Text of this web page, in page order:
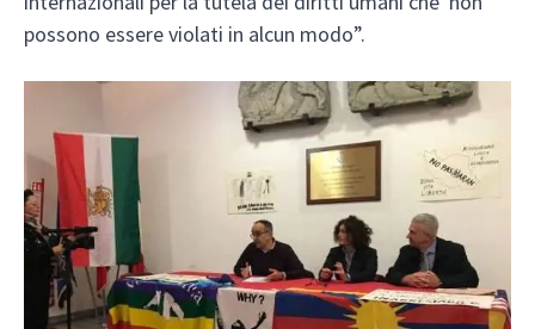
possono essere violati in alcun modo”.